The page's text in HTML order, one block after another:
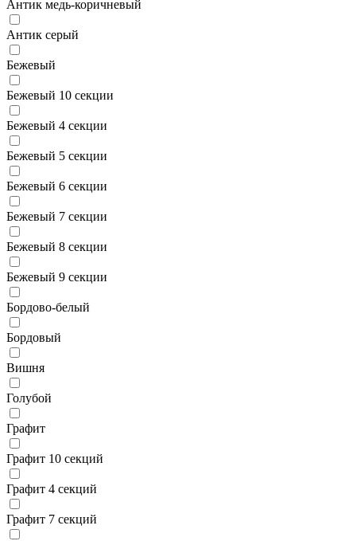
Антик медь-коричневый
Антик серый
Бежевый
Бежевый 10 секции
Бежевый 4 секции
Бежевый 5 секции
Бежевый 6 секции
Бежевый 7 секции
Бежевый 8 секции
Бежевый 9 секции
Бордово-белый
Бордовый
Вишня
Голубой
Графит
Графит 10 секций
Графит 4 секций
Графит 7 секций